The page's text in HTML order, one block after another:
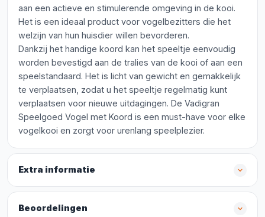
aan een actieve en stimulerende omgeving in de kooi.
Het is een ideaal product voor vogelbezitters die het
welzijn van hun huisdier willen bevorderen.
Dankzij het handige koord kan het speeltje eenvoudig
worden bevestigd aan de tralies van de kooi of aan een
speelstandaard. Het is licht van gewicht en gemakkelijk
te verplaatsen, zodat u het speeltje regelmatig kunt
verplaatsen voor nieuwe uitdagingen. De Vadigran
Speelgoed Vogel met Koord is een must-have voor elke
vogelkooi en zorgt voor urenlang speelplezier.
Extra informatie
Beoordelingen